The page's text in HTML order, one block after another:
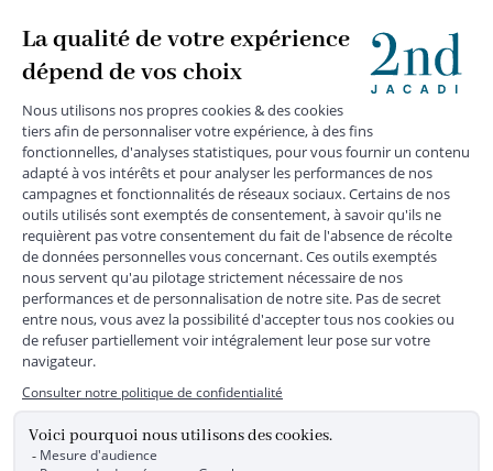
SUIVEZ-NOUS
|
DONNÉES PERSONNELLES
* Livraison express gratuite en point relais dès 59 € et à domicile dès 150
€ vers la France Métropolitaine
Les données collectées par la société JACADI, responsable
du traitement, sont nécessaires à l'envoi de newsletters, à la
création de compte, pour le traitement, le suivi et la livraison
de votre commande, ainsi que pour le suivi de votre
adhésion au programme fidélité. Conformément au
Règlement Européen 2016/679 du 27 avril 2016 sur la
protection des données personnelles, vous bénéficiez d'un
rectification, d'opposition, d'effacement, de portabilité ou de
limitation aux traitements de données vous concernant.